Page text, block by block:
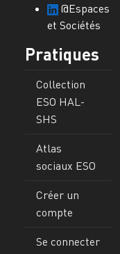
@Espaces
et Sociétés
Pratiques
Collection
ESO HAL-
SHS
Atlas
sociaux ESO
Créer un
compte
Se connecter